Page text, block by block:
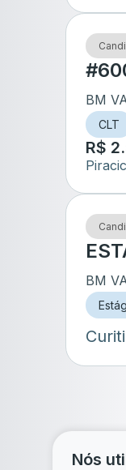
BM
CLT
R$
BM
Nós